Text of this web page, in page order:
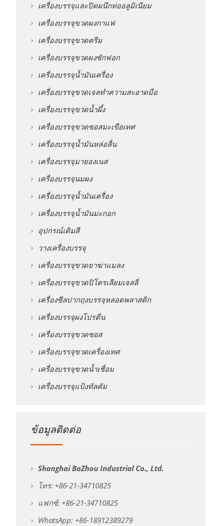
เครื่องบรรจุและปิดผนึกท่ออลูมิเนียม
เครื่องบรรจุขวดผงกาแฟ
เครื่องบรรจุขวดครีม
เครื่องบรรจุขวดผงซักฟอก
เครื่องบรรจุน้ำมันเครื่อง
เครื่องบรรจุขวดเจลทำความสะอาดมือ
เครื่องบรรจุขวดน้ำผึ้ง
เครื่องบรรจุขวดซอสมะเขือเทศ
เครื่องบรรจุน้ำมันหล่อลื่น
เครื่องบรรจุมายองเนส
เครื่องบรรจุนมผง
เครื่องบรรจุน้ำมันเครื่อง
เครื่องบรรจุน้ำมันมะกอก
อุปกรณ์เติมสี
วางเครื่องบรรจุ
เครื่องบรรจุขวดยาฆ่าแมลง
เครื่องบรรจุขวดปิโตรเลียมเจลลี่
เครื่องซีลปากถุงบรรจุหลอดพลาสติก
เครื่องบรรจุผงโปรตีน
เครื่องบรรจุขวดซอส
เครื่องบรรจุขวดเครื่องเทศ
เครื่องบรรจุขวดน้ำเชื่อม
เครื่องบรรจุแป้งทัลคัม
ข้อมูลติดต่อ
Shanghai BaZhou Industrial Co., Ltd.
โทร: +86-21-34710825
แฟกซ์: +86-21-34710825
WhatsApp: +86-18912389279